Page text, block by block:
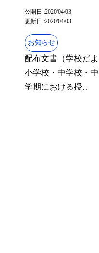
公開日
2020/04/03
更新日
2020/04/03
お知らせ
配布文書（学校だ
小学校・中学校・
学期における授...